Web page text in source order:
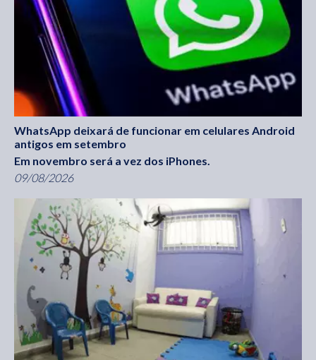
WhatsApp deixará de funcionar em celulares Android
antigos em setembro
Em novembro será a vez dos iPhones.
09/08/2026